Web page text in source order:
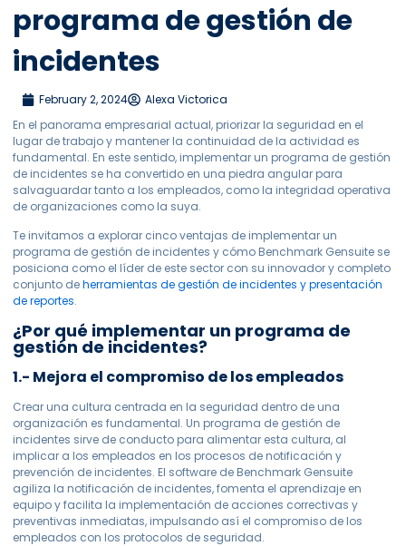
programa de gestión de
incidentes
February 2, 2024
Alexa Victorica
En el panorama empresarial actual, priorizar la seguridad en el
lugar de trabajo y mantener la continuidad de la actividad es
fundamental. En este sentido, implementar un programa de gestión
de incidentes se ha convertido en una piedra angular para
salvaguardar tanto a los empleados, como la integridad operativa
de organizaciones como la suya.
Te invitamos a explorar cinco ventajas de implementar un
programa de gestión de incidentes y cómo Benchmark Gensuite se
posiciona como el líder de este sector con su innovador y completo
conjunto deherramientas de gestión de incidentes y presentación
de reportes.
¿Por qué implementar un programa de
gestión de incidentes?
1.- Mejora el compromiso de los empleados
Crear una cultura centrada en la seguridad dentro de una
organización es fundamental. Un programa de gestión de
incidentes sirve de conducto para alimentar esta cultura, al
implicar a los empleados en los procesos de notificación y
prevención de incidentes. El software de Benchmark Gensuite
agiliza la notificación de incidentes, fomenta el aprendizaje en
equipo y facilita la implementación de acciones correctivas y
preventivas inmediatas, impulsando así el compromiso de los
empleados con los protocolos de seguridad.